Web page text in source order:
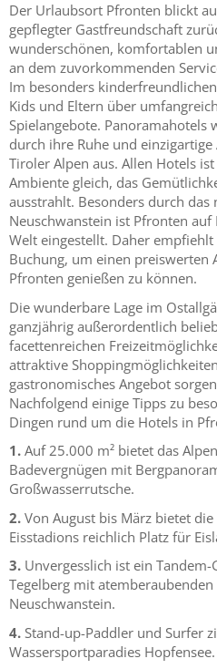
Der Urlaubsort Pfronten blickt
gepflegter Gastfreundschaft
wunderschönen, komfortablen
an dem zuvorkommenden
Im besonders
Kids und Eltern über
Spielangebote. Panoramahotels
durch ihre Ruhe und
Tiroler Alpen aus. Allen Hotels
Ambiente gleich, das
ausstrahlt. Besonders durch das
Neuschwanstein ist Pfronten auf
Welt eingestellt. Daher
Buchung, um einen preiswerten
Pfronten genießen zu können.
Die wunderbare Lage im
ganzjährig außerordentlich
facettenreichen
attraktive
gastronomisches Angebot
Nachfolgend einige Tipps zu
Dingen rund um die Hotels in
1. Auf 25.000 m² bietet das
Badevergnügen mit
Großwasserrutsche.
2. Von August bis März bietet
Eisstadions reichlich Platz für
3. Unvergesslich ist ein
Tegelberg mit
Neuschwanstein.
4. Stand-up-Paddler und Surfer
Wassersportparadies Hopfensee.